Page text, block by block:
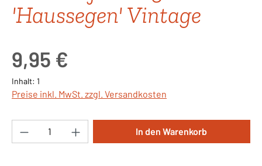
'Haussegen' Vintage
9,95 €
Inhalt: 1
Preise inkl. MwSt. zzgl. Versandkosten
Produkt Anzahl: Gib den gewünschten
In den Warenkorb